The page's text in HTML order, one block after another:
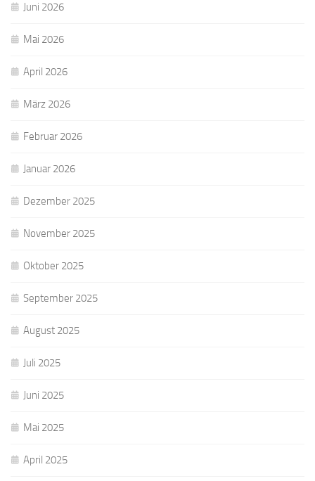
Juni 2026
Mai 2026
April 2026
März 2026
Februar 2026
Januar 2026
Dezember 2025
November 2025
Oktober 2025
September 2025
August 2025
Juli 2025
Juni 2025
Mai 2025
April 2025